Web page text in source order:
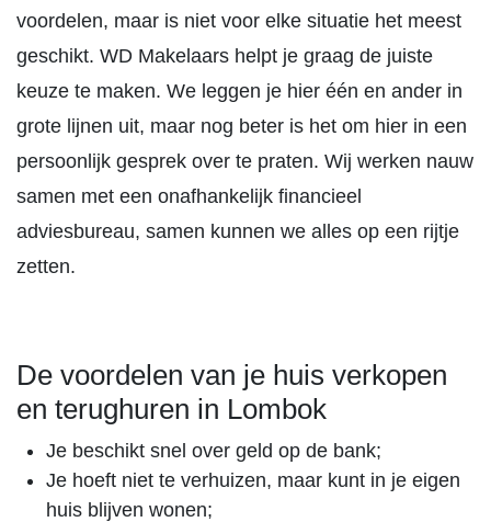
voordelen, maar is niet voor elke situatie het meest
geschikt. WD Makelaars helpt je graag de juiste
keuze te maken. We leggen je hier één en ander in
grote lijnen uit, maar nog beter is het om hier in een
persoonlijk gesprek over te praten. Wij werken nauw
samen met een onafhankelijk financieel
adviesbureau, samen kunnen we alles op een rijtje
zetten.
De voordelen van je huis verkopen
en terughuren in Lombok
Je beschikt snel over geld op de bank;
Je hoeft niet te verhuizen, maar kunt in je eigen
huis blijven wonen;